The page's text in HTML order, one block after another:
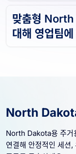
맞춤형 North
대해 영업팀
North
North Dakota용 주거
연결해 안정적인 세션